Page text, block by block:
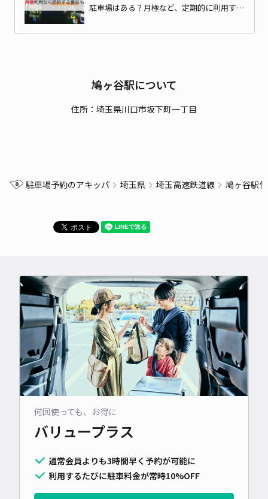
駐車場はある？月極など、定期的に利用す…
鳩ヶ谷駅について
住所：埼玉県川口市坂下町一丁目
駐車場予約のアキッパ 埼玉県 埼玉高速鉄道線 鳩ヶ谷駅
何回使っても、お得に
バリュープラス
通常会員よりも3時間早く予約が可能に
利用するたびに駐車料金が常時10%OFF